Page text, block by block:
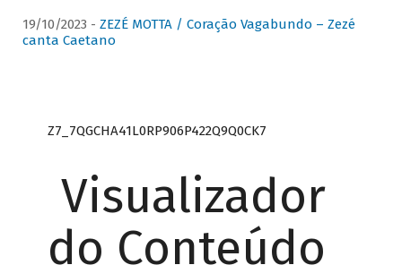
19/10/2023 - ZEZÉ MOTTA / Coração Vagabundo – Zezé
canta Caetano
Z7_7QGCHA41L0RP906P422Q9Q0CK7
Visualizador
do Conteúdo